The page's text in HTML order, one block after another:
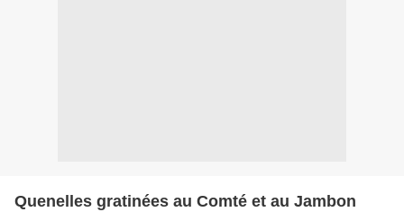
Quenelles gratinées au Comté et au Jambon